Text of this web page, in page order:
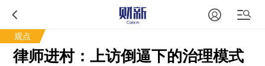
观点
律师进村：上访倒逼下的治理模式